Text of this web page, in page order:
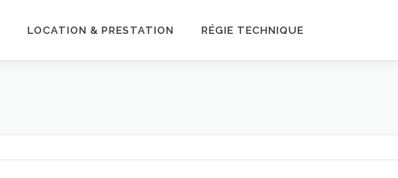
LOCATION & PRESTATION RÉGIE TECHNIQUE